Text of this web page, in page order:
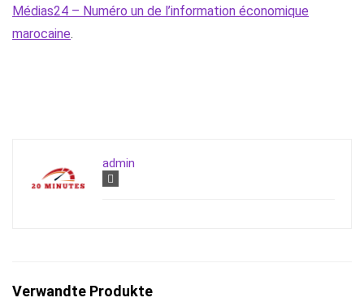
Médias24 – Numéro un de l’information économique
marocaine.
admin
Verwandte Produkte